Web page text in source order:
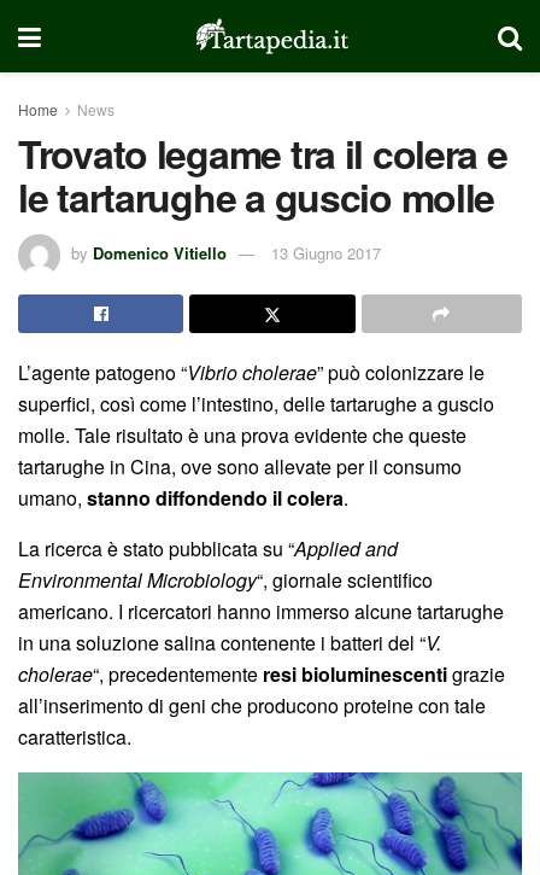
Home News
Trovato legame tra il colera e
le tartarughe a guscio molle
by Domenico Vitiello 13 Giugno 2017
L’agente patogeno “Vibrio cholerae” può colonizzare le
superfici, così come l’intestino, delle tartarughe a guscio
molle. Tale risultato è una prova evidente che queste
tartarughe in Cina, ove sono allevate per il consumo
umano, stanno diffondendo il colera.
La ricerca è stato pubblicata su “Applied and
Environmental Microbiology“, giornale scientifico
americano. I ricercatori hanno immerso alcune tartarughe
in una soluzione salina contenente i batteri del “V.
cholerae“, precedentemente resi bioluminescentigrazie
all’inserimento di geni che producono proteine con tale
caratteristica.